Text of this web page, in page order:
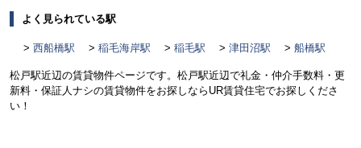
よく見られている駅
西船橋駅 稲毛海岸駅 稲毛駅 津田沼駅 船橋駅
松戸駅近辺の賃貸物件ページです。松戸駅近辺で礼金・仲介手数料・更
新料・保証人ナシの賃貸物件をお探しならUR賃貸住宅でお探しくださ
い！